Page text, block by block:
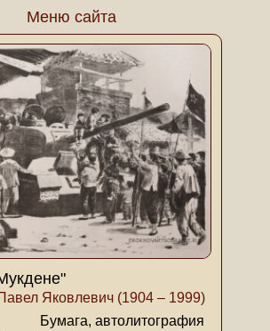
Меню сайта
Яковлевич (1904 – 1999)
Бумага, автолитография